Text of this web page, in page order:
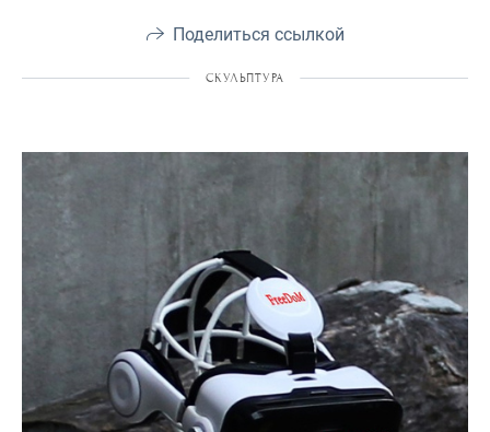
Поделиться ссылкой
СКУЛЬПТУРА